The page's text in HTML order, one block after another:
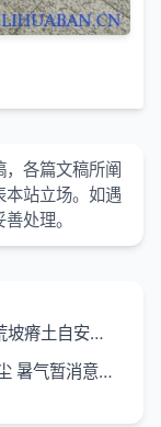
各篇文稿所阐
本站立场。如遇
处理。
不借园林半寸霞
晴夏雨后：连朝微雨洗炎尘 暑气暂消意自新 云絮漫空遮不住